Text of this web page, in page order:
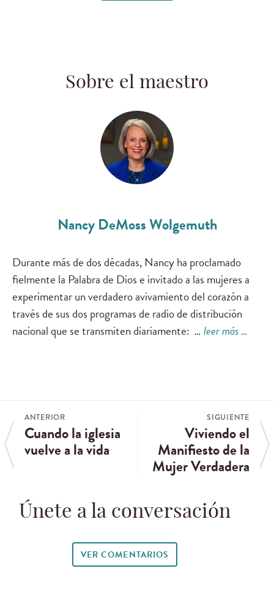
Sobre el maestro
Nancy DeMoss Wolgemuth
Durante más de dos décadas, Nancy ha proclamado
fielmente la Palabra de Dios e invitado a las mujeres a
experimentar un verdadero avivamiento del corazón a
través de sus dos programas de radio de distribución
nacional que se transmiten diariamente: …leer más …
ANTERIOR
Cuando la iglesia
vuelve a la vida
SIGUIENTE
Viviendo el
Manifiesto de la
Mujer Verdadera
Únete a la conversación
VER COMENTARIOS